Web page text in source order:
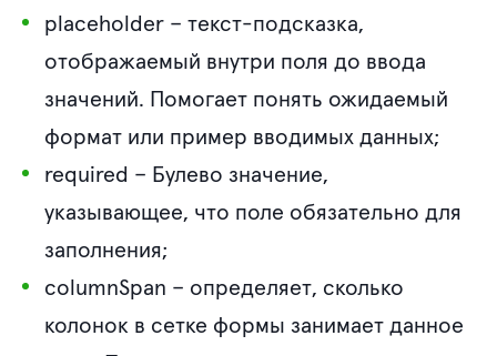
placeholder – текст-подсказка,
отображаемый внутри поля до ввода
значений. Помогает понять ожидаемый
формат или пример вводимых данных;
required – Булево значение,
указывающее, что поле обязательно для
заполнения;
columnSpan – определяет, сколько
колонок в сетке формы занимает данное